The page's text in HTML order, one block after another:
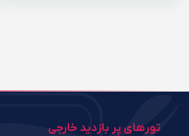
تورهای پر بازدید خارجی